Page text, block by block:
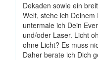
Dekaden sowie ein
Welt, stehe ich Deinem
untermale ich Dein
und/oder Laser. Licht
ohne Licht? Es muss
Daher berate ich Dich